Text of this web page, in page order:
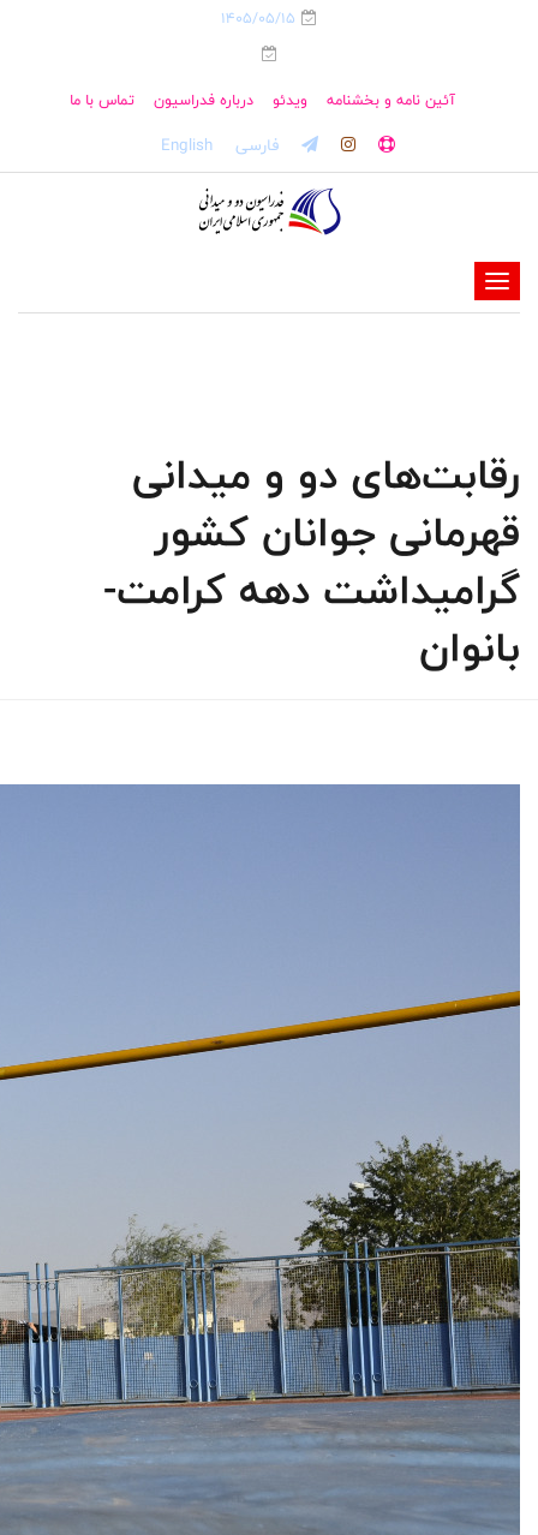
1405/05/15
آئین نامه و بخشنامه ویدئو درباره فدراسیون تماس با ما
فارسی English
-
-
-
رقابت‌های دو و میدانی
قهرمانی جوانان کشور
گرامیداشت دهه کرامت-
بانوان